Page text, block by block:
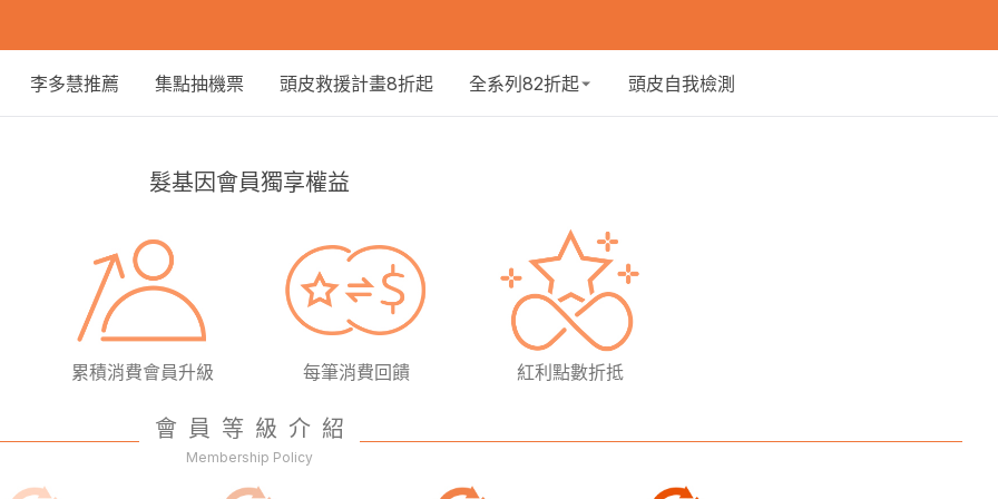
李多慧推薦 集點抽機票 頭皮救援計畫8折起 全系列82折起 頭皮自我檢測
髮基因會員獨享權益
累積消費會員升級 每筆消費回饋 紅利點數折抵
會員等級介紹
Membership Policy